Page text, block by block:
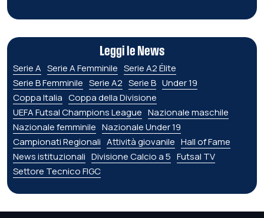
Leggi le News
Serie A Serie A Femminile Serie A2 Élite
Serie B Femminile Serie A2 Serie B Under 19
Coppa Italia Coppa della Divisione
UEFA Futsal Champions League Nazionale maschile
Nazionale femminile Nazionale Under 19
Campionati Regionali Attività giovanile Hall of Fame
News istituzionali Divisione Calcio a 5 Futsal TV
Settore Tecnico FIGC